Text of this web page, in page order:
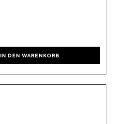
IN DEN WARENKORB